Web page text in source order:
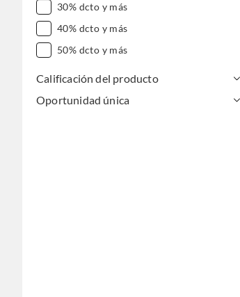
30% dcto y más
40% dcto y más
50% dcto y más
Calificación del producto
Oportunidad única